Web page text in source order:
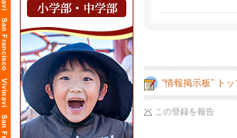
“情報掲示板” ト
この登録を報告